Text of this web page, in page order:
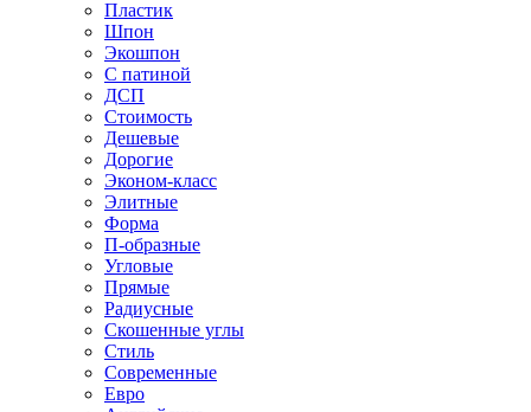
Пластик
Шпон
Экошпон
С патиной
ДСП
Стоимость
Дешевые
Дорогие
Эконом-класс
Элитные
Форма
П-образные
Угловые
Прямые
Радиусные
Скошенные углы
Стиль
Современные
Евро